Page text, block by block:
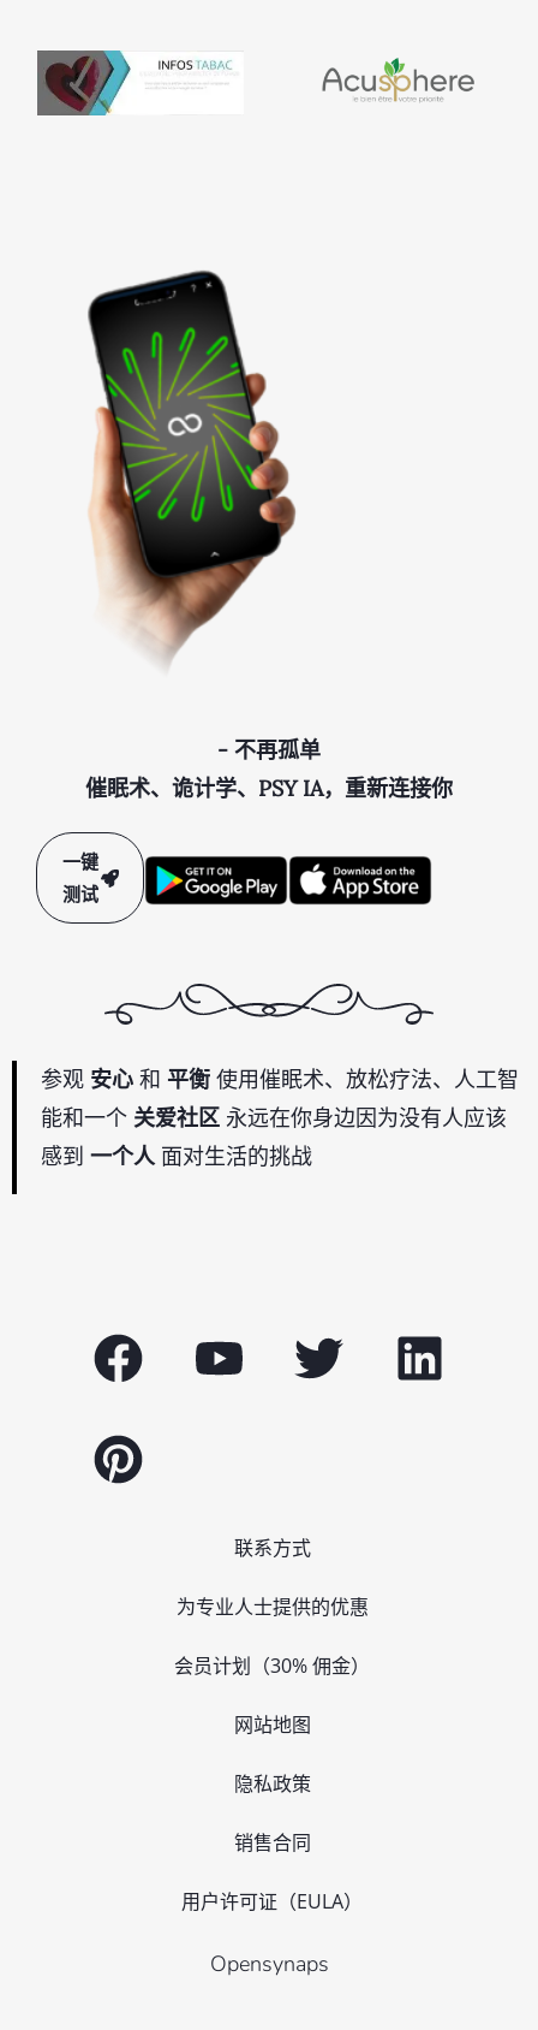
- 不再孤单
催眠术、诡计学、PSY IA，重新连接你
一键
测试
参观 安心 和 平衡 使用催眠术、放松疗法、人工智
能和一个 关爱社区 永远在你身边因为没有人应该
感到 一个人面对生活的挑战
联系方式
为专业人士提供的优惠
会员计划（30% 佣金）
网站地图
隐私政策
销售合同
用户许可证（EULA）
Opensynaps